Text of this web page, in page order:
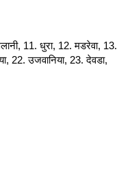
11. धुरा, 12. मडरेवा, 13.
22. उजवानिया, 23. देवडा,